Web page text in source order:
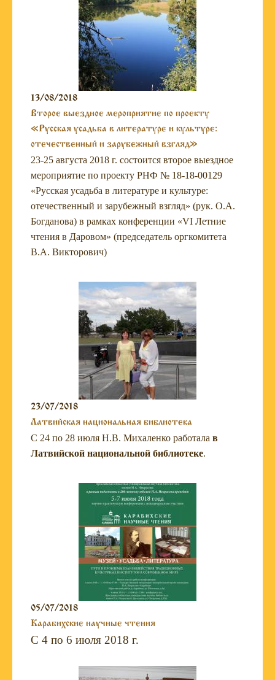
13/08/2018
Второе выездное мероприятие по проекту
«Русская усадьба в литературе и культуре:
отечественный и зарубежный взгляд»
23-25 августа 2018 г. состоится второе выездное
мероприятие по проекту РНФ № 18-18-00129
«Русская усадьба в литературе и культуре:
отечественный и зарубежный взгляд» (рук. О.А.
Богданова) в рамках конференции «VI Летние
чтения в Даровом» (председатель оргкомитета
В.А. Викторович)
23/07/2018
Латвийская национальная библиотека
С 24 по 28 июля Н.В. Михаленко работала в
Латвийской национальной библиотеке.
05/07/2018
Карабихские научные чтения
С 4 по 6 июля 2018 г.